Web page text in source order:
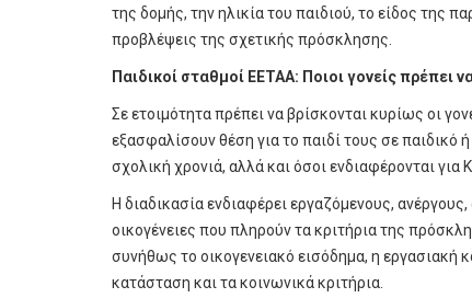
της δομής, την ηλικία του παιδιού, το είδος της
προβλέψεις της σχετικής πρόσκλησης.
Παιδικοί σταθμοί ΕΕΤΑΑ: Ποιοι γονείς πρέπει
Σε ετοιμότητα πρέπει να βρίσκονται κυρίως οι
εξασφαλίσουν θέση για το παιδί τους σε παιδικό
σχολική χρονιά, αλλά και όσοι ενδιαφέρονται
Η διαδικασία ενδιαφέρει εργαζόμενους,
οικογένειες που πληρούν τα κριτήρια της
συνήθως το οικογενειακό εισόδημα, η εργασιακή
κατάσταση και τα κοινωνικά κριτήρια.